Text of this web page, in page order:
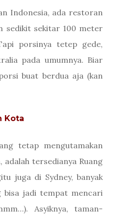
Indonesia, ada restoran
sedikit sekitar 100 meter
porsinya tetep gede,
pada umumnya. Biar
buat berdua aja (kan
Kota
tetap mengutamakan
adalah tersedianya Ruang
juga di Sydney, banyak
bisa jadi tempat mencari
Asyiknya, taman-